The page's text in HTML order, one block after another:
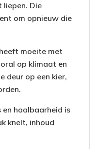
liepen. Die
om opnieuw die
moeite met
op klimaat en
deur op een kier,
en haalbaarheid is
knelt, inhoud